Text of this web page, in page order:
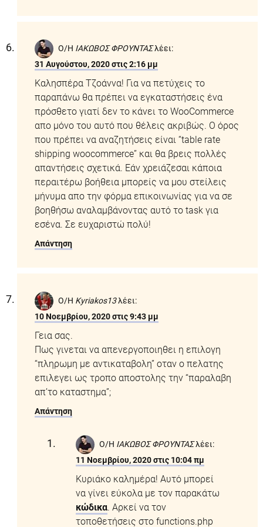
Ο/Η ΙΑΚΩΒΟΣ ΦΡΟΥΝΤΑΣλέει:
31 Αυγούστου, 2020 στις 2:16 μμ
Καλησπέρα Τζοάννα! Για να πετύχεις το
παραπάνω θα πρέπει να εγκαταστήσεις ένα
πρόσθετο γιατί δεν το κάνει το WooCommerce
απο μόνο του αυτό που θέλεις ακριβώς. Ο όρος
που πρέπει να αναζητήσεις είναι “table rate
shipping woocommerce” και θα βρεις πολλές
απαντήσεις σχετικά. Εάν χρειάζεσαι κάποια
περαιτέρω βοήθεια μπορείς να μου στείλεις
μήνυμα απο την φόρμα επικοινωνίας για να σε
βοηθήσω αναλαμβάνοντας αυτό το task για
εσένα. Σε ευχαριστώ πολύ!
Απάντηση
Ο/Η Kyriakos13λέει:
10 Νοεμβρίου, 2020 στις 9:43 μμ
Γεια σας.
Πως γινεται να απενεργοποιηθει η επιλογη
“πληρωμη με αντικαταβολη” οταν ο πελατης
επιλεγει ως τροπο αποστολης την “παραλαβη
απ’το καταστημα”;
Απάντηση
Ο/Η ΙΑΚΩΒΟΣ ΦΡΟΥΝΤΑΣλέει:
11 Νοεμβρίου, 2020 στις 10:04 πμ
Κυριάκο καλημέρα! Αυτό μπορεί
να γίνει εύκολα με τον παρακάτω
κώδικα. Αρκεί να τον
τοποθετήσεις στο functions.php